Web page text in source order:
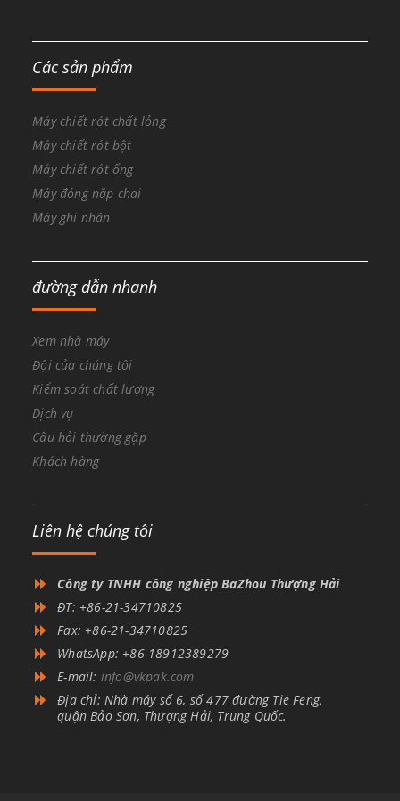
Các sản phẩm
Máy chiết rót chất lỏng
Máy chiết rót bột
Máy chiết rót ống
Máy đóng nắp chai
Máy ghi nhãn
đường dẫn nhanh
Xem nhà máy
Đội của chúng tôi
Kiểm soát chất lượng
Dịch vụ
Câu hỏi thường gặp
Khách hàng
Liên hệ chúng tôi
Công ty TNHH công nghiệp BaZhou Thượng Hải
ĐT: +86-21-34710825
Fax: +86-21-34710825
WhatsApp: +86-18912389279
E-mail: info@vkpak.com
Địa chỉ: Nhà máy số 6, số 477 đường Tie Feng,
quận Bảo Sơn, Thượng Hải, Trung Quốc.